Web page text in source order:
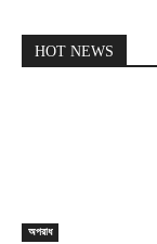
HOT NEWS
অপরাধ